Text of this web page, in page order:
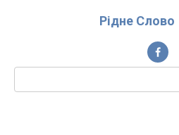
Рідне Слово
Пошук: